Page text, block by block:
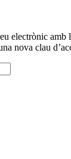
electrònic amb
nova clau